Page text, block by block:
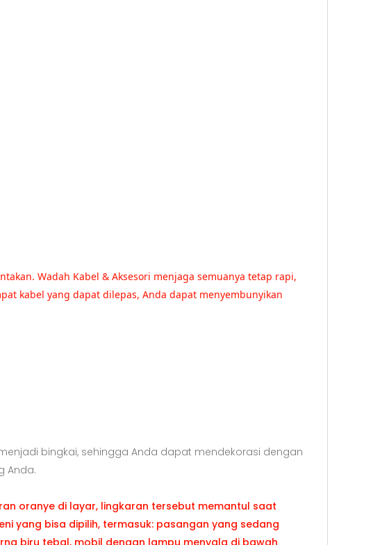
Wadah Kabel & Aksesori menjaga semuanya tetap rapi,
kabel yang dapat dilepas, Anda dapat menyembunyikan
bingkai, sehingga Anda dapat mendekorasi dengan
Anda.